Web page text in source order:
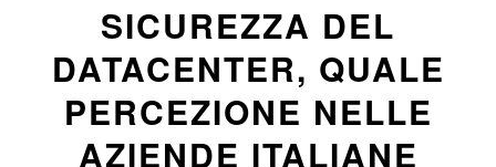
SICUREZZA DEL
DATACENTER, QUALE
PERCEZIONE NELLE
AZIENDE ITALIANE